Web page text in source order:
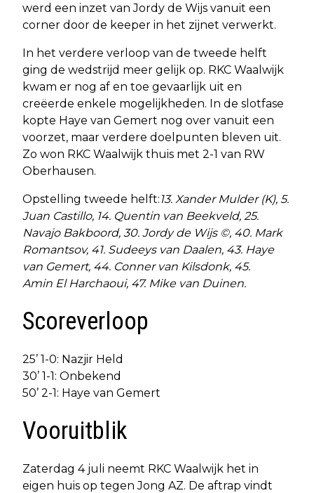
werd een inzet van Jordy de Wijs vanuit een
corner door de keeper in het zijnet verwerkt.
In het verdere verloop van de tweede helft
ging de wedstrijd meer gelijk op. RKC Waalwijk
kwam er nog af en toe gevaarlijk uit en
creëerde enkele mogelijkheden. In de slotfase
kopte Haye van Gemert nog over vanuit een
voorzet, maar verdere doelpunten bleven uit.
Zo won RKC Waalwijk thuis met 2-1 van RW
Oberhausen.
Opstelling tweede helft:13. Xander Mulder (K), 5.
Juan Castillo, 14. Quentin van Beekveld, 25.
Navajo Bakboord, 30. Jordy de Wijs ©, 40. Mark
Romantsov, 41. Sudeeys van Daalen, 43. Haye
van Gemert, 44. Conner van Kilsdonk, 45.
Amin El Harchaoui, 47. Mike van Duinen.
Scoreverloop
25’ 1-0: Nazjir Held
30’ 1-1: Onbekend
50’ 2-1: Haye van Gemert
Vooruitblik
Zaterdag 4 juli neemt RKC Waalwijk het in
eigen huis op tegen Jong AZ. De aftrap vindt